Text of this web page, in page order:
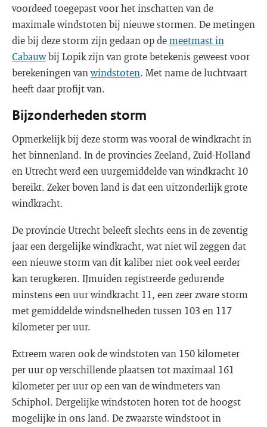
voordeed toegepast voor het inschatten van de
maximale windstoten bij nieuwe stormen. De metingen
die bij deze storm zijn gedaan op demeetmast in
Cabauwbij Lopik zijn van grote betekenis geweest voor
berekeningen vanwindstoten. Met name de luchtvaart
heeft daar profijt van.
Bijzonderheden storm
Opmerkelijk bij deze storm was vooral de windkracht in
het binnenland. In de provincies Zeeland, Zuid-Holland
en Utrecht werd een uurgemiddelde van windkracht 10
bereikt. Zeker boven land is dat een uitzonderlijk grote
windkracht.
De provincie Utrecht beleeft slechts eens in de zeventig
jaar een dergelijke windkracht, wat niet wil zeggen dat
een nieuwe storm van dit kaliber niet ook veel eerder
kan terugkeren. IJmuiden registreerde gedurende
minstens een uur windkracht 11, een zeer zware storm
met gemiddelde windsnelheden tussen 103 en 117
kilometer per uur.
Extreem waren ook de windstoten van 150 kilometer
per uur op verschillende plaatsen tot maximaal 161
kilometer per uur op een van de windmeters van
Schiphol. Dergelijke windstoten horen tot de hoogst
mogelijke in ons land. De zwaarste windstoot in